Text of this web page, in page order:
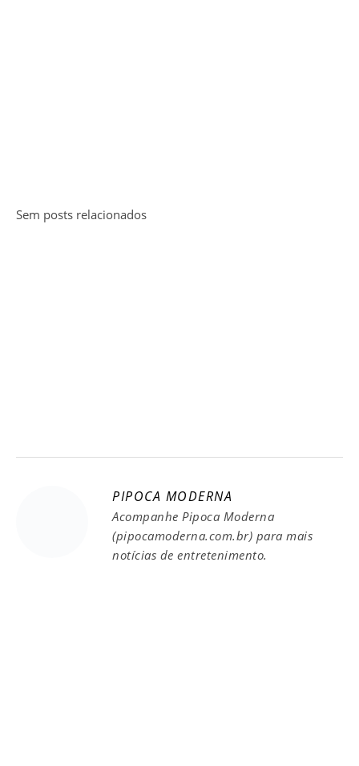
Sem posts relacionados
PIPOCA MODERNA
Acompanhe Pipoca Moderna
(pipocamoderna.com.br) para mais
notícias de entretenimento.